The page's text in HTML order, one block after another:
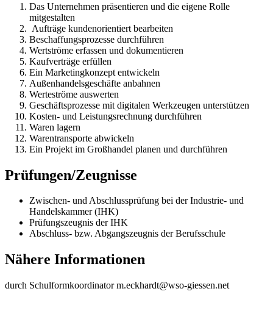
Das Unternehmen präsentieren und die eigene Rolle
mitgestalten
Aufträge kundenorientiert bearbeiten
Beschaffungsprozesse durchführen
Wertströme erfassen und dokumentieren
Kaufverträge erfüllen
Ein Marketingkonzept entwickeln
Außenhandelsgeschäfte anbahnen
Werteströme auswerten
Geschäftsprozesse mit digitalen Werkzeugen unterstützen
Kosten- und Leistungsrechnung durchführen
Waren lagern
Warentransporte abwickeln
Ein Projekt im Großhandel planen und durchführen
Prüfungen/Zeugnisse
Zwischen- und Abschlussprüfung bei der Industrie- und
Handelskammer (IHK)
Prüfungszeugnis der IHK
Abschluss- bzw. Abgangszeugnis der Berufsschule
Nähere Informationen
durch Schulformkoordinator m.eckhardt@wso-giessen.net